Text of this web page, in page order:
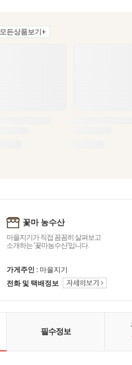
모든상품보기+
꽃마 농수산
마을지기가 직접 꼼꼼히 살펴보고
소개하는 '꽃마농수산'입니다.
가게주인 : 마을지기
전화 및 택배정보
필수정보